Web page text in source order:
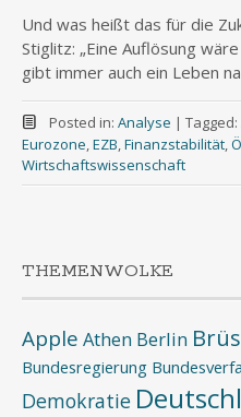
Und was heißt das für die
Stiglitz: „Eine Auflösung
gibt immer auch ein Leben
Posted in: Analyse | Tagged:
Eurozone,EZB,Finanzstabilität,
Wirtschaftswissenschaft
THEMENWOLKE
Apple Athen Berlin
Bundesregierung
Demokratie